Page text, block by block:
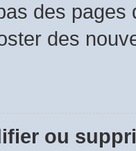
des
des
ou